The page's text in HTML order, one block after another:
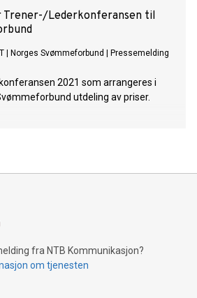
Trener-/Lederkonferansen til
Norges Svømmeforbund Pressemelding
2021 som arrangeres i
utdeling av priser.
fra NTB Kommunikasjon?
om tjenesten